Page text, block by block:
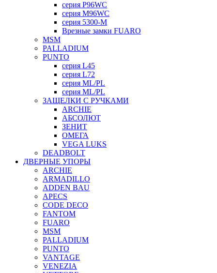
серия P96WC
серия M96WC
серия 5300-M
Врезные замки FUARO
MSM
PALLADIUM
PUNTO
серия L45
серия L72
серия ML/PL
серия ML/PL
ЗАЩЕЛКИ С РУЧКАМИ
ARCHIE
АБСОЛЮТ
ЗЕНИТ
ОМЕГА
VEGA LUKS
DEADBOLT
ДВЕРНЫЕ УПОРЫ
ARCHIE
ARMADILLO
ADDEN BAU
APECS
CODE DECO
FANTOM
FUARO
MSM
PALLADIUM
PUNTO
VANTAGE
VENEZIA